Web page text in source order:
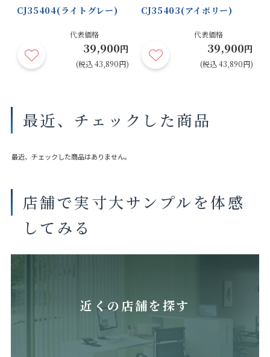
CJ35404(ライトグレー)
代表価格
39,900円
(税込 43,890円)
CJ35403(アイボリー)
代表価格
39,900円
(税込 43,890円)
最近、チェックした商品
最近、チェックした商品はありません。
店舗で実寸大サンプルを体感
してみる
近くの店舗を探す